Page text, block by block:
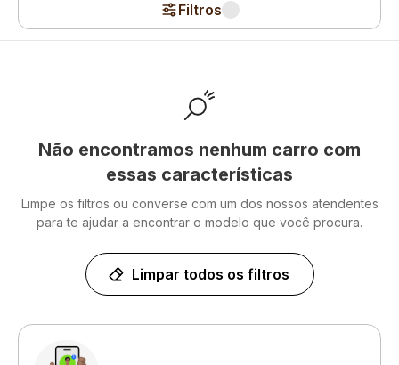
Filtros
Não encontramos nenhum carro com
essas características
Limpe os filtros ou converse com um dos nossos atendentes
para te ajudar a encontrar o modelo que você procura.
Limpar todos os filtros